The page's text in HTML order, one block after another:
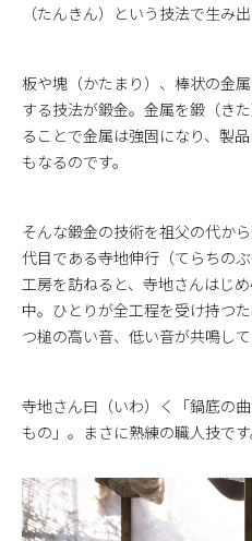
（たんきん）という技法で生み出
板や塊（かたまり）、棒状の金
する技法が鍛金。金属を鍛（き
ることで金属は強固になり、製
もなるのです。
そんな鍛金の技術を祖父の代か
代目である寺地伸行（てらちの
工房を訪ねると、寺地さんはじ
中。ひとりが全工程を受け持つ
つ槌の高い音、低い音が共鳴して
寺地さん曰（いわ）く「鍋底の
もの」。まさに熟練の職人技です